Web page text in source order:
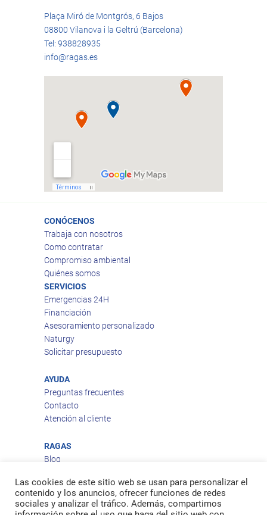
Plaça Miró de Montgrós, 6 Bajos
08800 Vilanova i la Geltrú (Barcelona)
Tel: 938828935
info@ragas.es
CONÓCENOS
Trabaja con nosotros
Como contratar
Compromiso ambiental
Quiénes somos
SERVICIOS
Emergencias 24H
Financiación
Asesoramiento personalizado
Naturgy
Solicitar presupuesto
AYUDA
Preguntas frecuentes
Contacto
Atención al cliente
RAGAS
Blog
Política de privacidad
Política de cookies
Política de envío
Las cookies de este sitio web se usan para personalizar el
contenido y los anuncios, ofrecer funciones de redes
sociales y analizar el tráfico. Además, compartimos